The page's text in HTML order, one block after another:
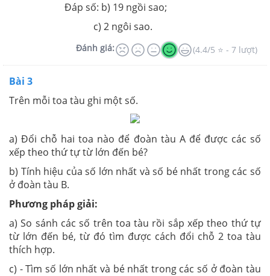
Đáp số: b) 19 ngồi sao;
c) 2 ngôi sao.
Đánh giá: (4.4/5 ⭐ - 7 lượt)
Bài 3
Trên mỗi toa tàu ghi một số.
a) Đổi chỗ hai toa nào để đoàn tàu A để được các số
xếp theo thứ tự từ lớn đến bé?
b) Tính hiệu của số lớn nhất và số bé nhất trong các số
ở đoàn tàu B.
Phương pháp giải:
a) So sánh các số trên toa tàu rồi sắp xếp theo thứ tự
từ lớn đến bé, từ đó tìm được cách đổi chỗ 2 toa tàu
thích hợp.
c) - Tìm số lớn nhất và bé nhất trong các số ở đoàn tàu